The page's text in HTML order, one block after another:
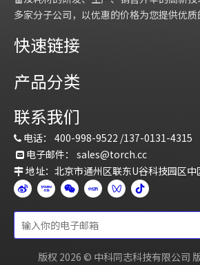
7、工艺控制：1）焊接中各阶
段的温度梯度和时间，可按需
要自由编程并保存；
2）能实现所有工艺曲线的自
动生成，能对工艺程序进行编
3）具有数字式气体质量流量
控制器（MFC）,可精确控制工
艺气体流量。
8、自主研发控制程序，可实
时监控和数据记录，实时显示
和记录温度、流量及真空数
据；具备程序权限管理（管理
员、工艺员和操作员），防止
程序参数被误改。
差，设
本设备
A、模块
产品；
护更方
C、长
障，在
更换不
段。
北京中科同志科技股份有限公
司（以下简称“中科同
志”），专业从事半导体设备
的研发、生产、销售并举的高
烧结设备、倒装芯片共晶贴片
机、亚微米级贴片机、高精度
粘片机、真空共晶炉、真空回
流焊等。公司致力于碳化硅功
率芯片的封装，纳米银烧结印
刷机、纳米银贴片机、纳米银
正压烧结炉、真空烧结炉，目
前在车规级碳化硅MOSFET、
大功率IGBT等领域有成熟的
志”），
机、亚
率芯片
正压烧
大功率
多家分子公司，以优惠的价格为您提供优质
快速链接
产品分类
联系我们
 电话： 400-998-9522 /137-0131-4315
 电子邮件： sales@torch.cc
 地址：北京市通州区联东U谷科技园区
版权 2026 © 中科同志科技有限公司